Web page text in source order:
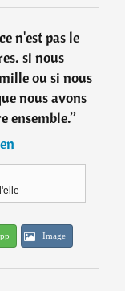
n'est pas le
si nous
ou si nous
nous avons
ensemble.”
Image